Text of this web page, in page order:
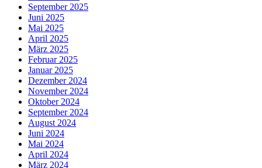
September 2025
Juni 2025
Mai 2025
April 2025
März 2025
Februar 2025
Januar 2025
Dezember 2024
November 2024
Oktober 2024
September 2024
August 2024
Juni 2024
Mai 2024
April 2024
März 2024